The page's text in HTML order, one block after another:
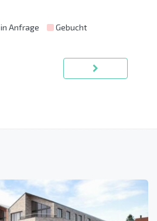
in Anfrage Gebucht